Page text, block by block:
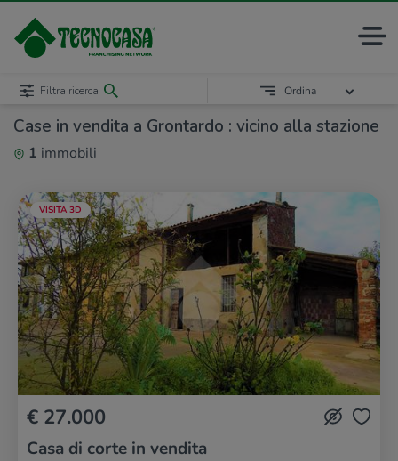
Case in vendita a Grontardo : vicino alla stazione
1 immobili
Filtra ricerca Ordina
VISITA 3D
€ 27.000
Casa di corte in vendita